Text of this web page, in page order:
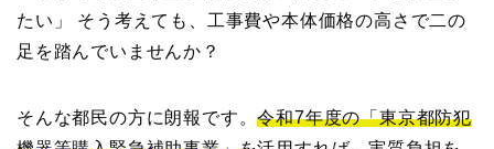
たい」 そう考えても、工事費や本体価格の高さで二の
足を踏んでいませんか？
そんな都民の方に朗報です。令和7年度の「東京都防犯